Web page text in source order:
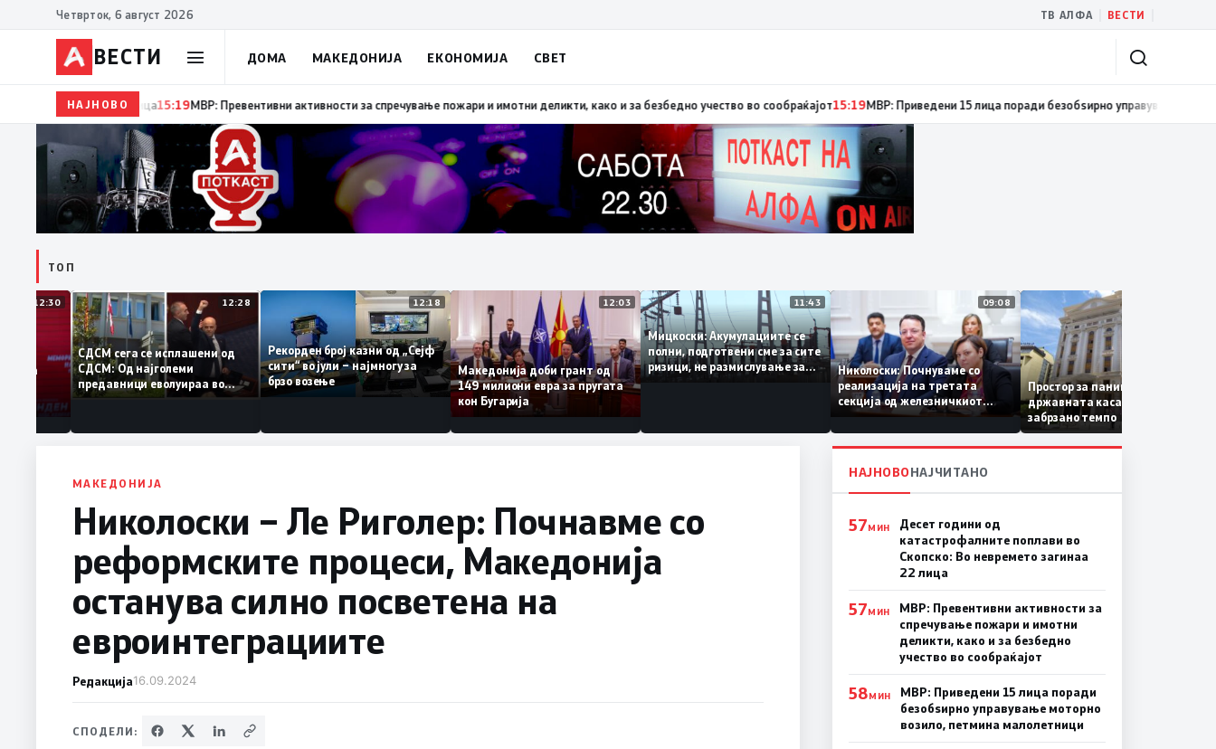
Четврток, 6 август 2026 ТВ АЛФА ВЕСТИ
ВЕСТИ ДОМА МАКЕДОНИЈА ЕКОНОМИЈА СВЕТ
НАЈНОВО15:20Десет години од катастрофалните поплави во Скопско: Во невремето загинаа 22 лица15:19МВР: Превентивни активности за спречување пожари и имотни деликти, како и за безбедно
ТОП
12:30
на
12:28
СДСМ сега се исплашени од
СДСМ: Од најголеми
предавници еволуираа во
најголеми патриоти
12:18
Рекорден број казни од „Сејф
сити“ во јули – најмногу за
брзо возење
12:03
Македонија доби грант од
149 милиони евра за пругата
кон Бугарија
11:43
Мицкоски: Акумулациите се
полни, подготвени сме за сите
ризици, не размислување за
поскапување на струјата
09:08
Николоски: Почнуваме со
реализација на третата
секција од железничкиот
Коридор 8, Македонија
станува раскрсница на
Балканот
Простор за паника нема –
државната каса се полни со
забрзано темпо
МАКЕДОНИЈА
Николоски – Ле Риголер: Почнавме со
реформските процеси, Македонија
останува силно посветена на
евроинтеграциите
Редакција16.09.2024
СПОДЕЛИ:
НАЈНОВОНАЈЧИТАНО
57МИН
Десет години од
катастрофалните поплави во
Скопско: Во невремето загинаа
22 лица
57МИН
МВР: Превентивни активности за
спречување пожари и имотни
деликти, како и за безбедно
учество во сообраќајот
58МИН
МВР: Приведени 15 лица поради
безобѕирно управување моторно
возило, петмина малолетници